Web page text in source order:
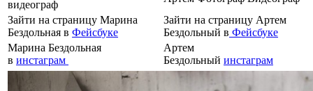
видеограф
Зайти на страницу Марина
Бездольная в Фейсбуке
Зайти на страницу Артем
Бездольный в Фейсбуке
Марина Бездольная
в инстаграм
Артем
Бездольный инстаграм